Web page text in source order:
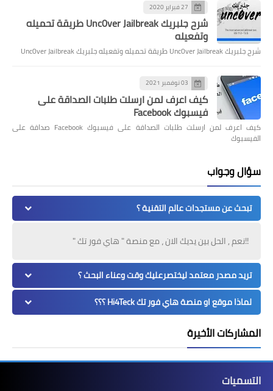
27 فبراير 2020
شرح جلبريك Unc0ver Jailbreak طريقة تحميله
وتفعيله
شرح جلبريك Unc0ver Jailbreak طريقة تحميله وتفعيله جلبريك Unc0ver Jailbreak
03 نوفمبر 2021
كيف اعرف لمن ارسلت طلبات الصداقة على
فيسبوك Facebook
كيف اعرف لمن ارسلت طلبات الصداقة على فيسبوك Facebook صداقة على
الفيسبوك
سؤال وجواب
تبحث عن مستجدات عالم التقنية ؟
!!نعم , الحل بين يديك الان ، مع منصة " هاي فور تك "
تريد مصدر معتمد ليختصرعليك وقت وعناء البحث ؟
لماذا موقع او منصة هاي فور تك Hi4Teck ؟؟؟
المشاركات الأخيرة
التسميات